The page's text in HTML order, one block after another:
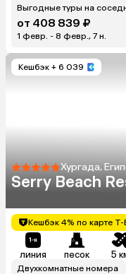
Выгодные туры на
от 408 839 ₽
1 февр. - 8 февр., 7 н.
Кешбэк + 6 039
Хургада,
Serry Beach
Кешбэк 4% по карте Т-
линия песок 5
Двухкомнатные номера